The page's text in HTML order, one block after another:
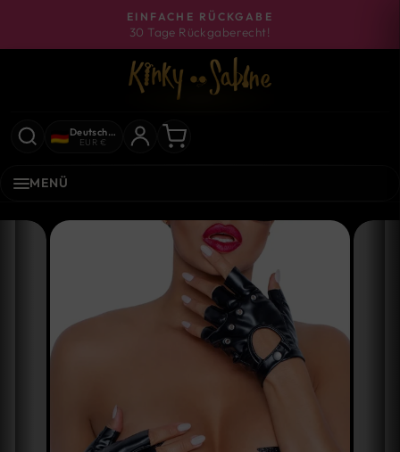
Inhalt
Pause
Diashow
EINFACHE RÜCKGABE
30 Tage Rückgaberecht!
Deutschland
EUR €
MENÜ